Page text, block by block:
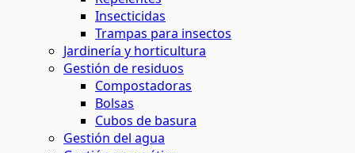
Insecticidas
Trampas para insectos
Jardinería y horticultura
Gestión de residuos
Compostadoras
Bolsas
Cubos de basura
Gestión del agua